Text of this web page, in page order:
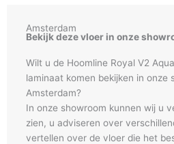
Amsterdam
Bekijk deze vloer in onze
Wilt u de Hoomline Royal V2
laminaat komen bekijken in onze
Amsterdam?
In onze showroom kunnen wij u
zien, u adviseren over
vertellen over de vloer die het